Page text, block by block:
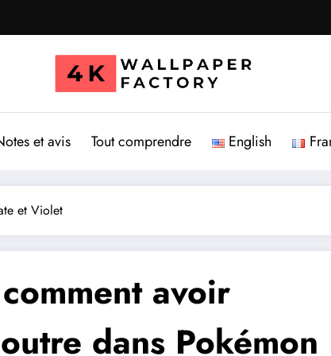
et avis Tout comprendre English
et Violet
avoir
dans Pokémon